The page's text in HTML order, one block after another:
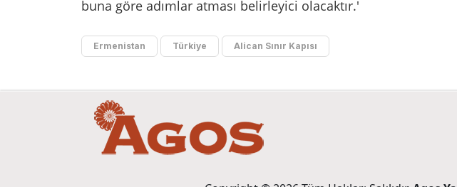
buna göre adımlar atması belirleyici olacaktır.'
Ermenistan Türkiye Alican Sınır Kapısı